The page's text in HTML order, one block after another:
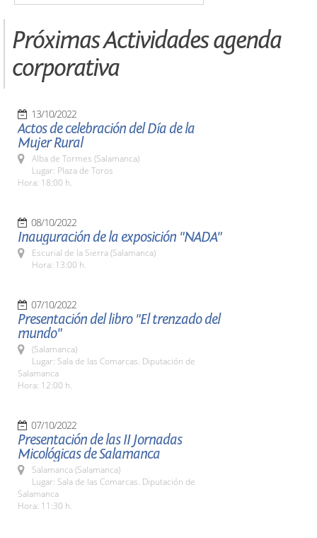
Próximas Actividades agenda
corporativa
13/10/2022
Actos de celebración del Día de la
Mujer Rural
Alba de Tormes (Salamanca)
Lugar: Plaza de Toros
Hora: 18:00 h.
08/10/2022
Inauguración de la exposición "NADA"
Escurial de la Sierra (Salamanca)
Hora: 13:00 h.
07/10/2022
Presentación del libro "El trenzado del
mundo"
(Salamanca)
Lugar: Sala de las Comarcas. Diputación de
Salamanca
Hora: 12:00 h.
07/10/2022
Presentación de las II Jornadas
Micológicas de Salamanca
Salamanca (Salamanca)
Lugar: Sala de las Comarcas. Diputación de
Salamanca
Hora: 11:30 h.